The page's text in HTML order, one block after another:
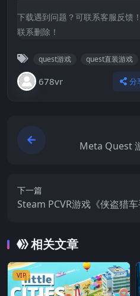
下载遇到问题？可联系客服反馈
联系删除！
quest游戏 quest直装游戏
678vr 分
Meta Quest
下一篇
Steam PCVR游戏《侠盗猎车
相关文章
VIP